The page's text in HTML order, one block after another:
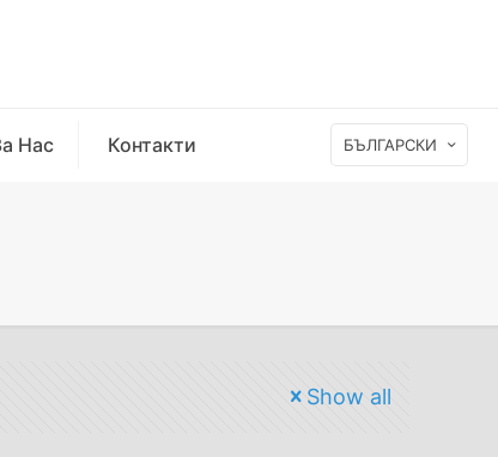
Нас Контакти БЪЛГАРСКИ
Show all